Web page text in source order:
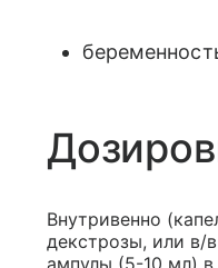
Внутривенно
декстрозы, или в/
ампулы (5-10 мл)